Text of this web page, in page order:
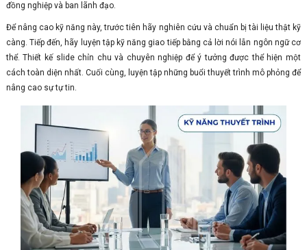
đồng nghiệp và ban lãnh đạo.
Để nâng cao kỹ năng này, trước tiên hãy nghiên cứu và chuẩn bị tài liệu thật kỹ
càng. Tiếp đến, hãy luyện tập kỹ năng giao tiếp bằng cả lời nói lẫn ngôn ngữ cơ
thể. Thiết kế slide chỉn chu và chuyên nghiệp để ý tưởng được thể hiện một
cách toàn diện nhất. Cuối cùng, luyện tập những buổi thuyết trình mô phỏng để
nâng cao sự tự tin.